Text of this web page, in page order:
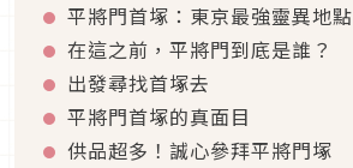
平將門首塚：東京最強靈異地點
在這之前，平將門到底是誰？
出發尋找首塚去
平將門首塚的真面目
供品超多！誠心參拜平將門塚